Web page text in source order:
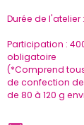
Durée de l'atelier
Participation :
obligatoire
(*Comprend
de confection
de 80 à 120 g